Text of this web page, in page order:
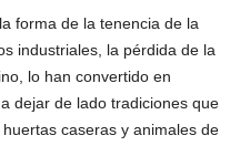
forma de la tenencia de la
industriales, la pérdida de la
lo han convertido en
dejar de lado tradiciones que
caseras y animales de